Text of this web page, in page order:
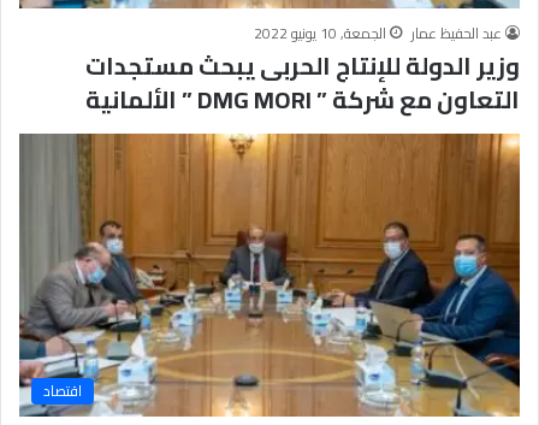
عبد الحفيظ عمار
الجمعة, 10 يونيو 2022
وزير الدولة للإنتاج الحربى يبحث مستجدات
التعاون مع شركة ” DMG MORI ” الألمانية
اقتصاد